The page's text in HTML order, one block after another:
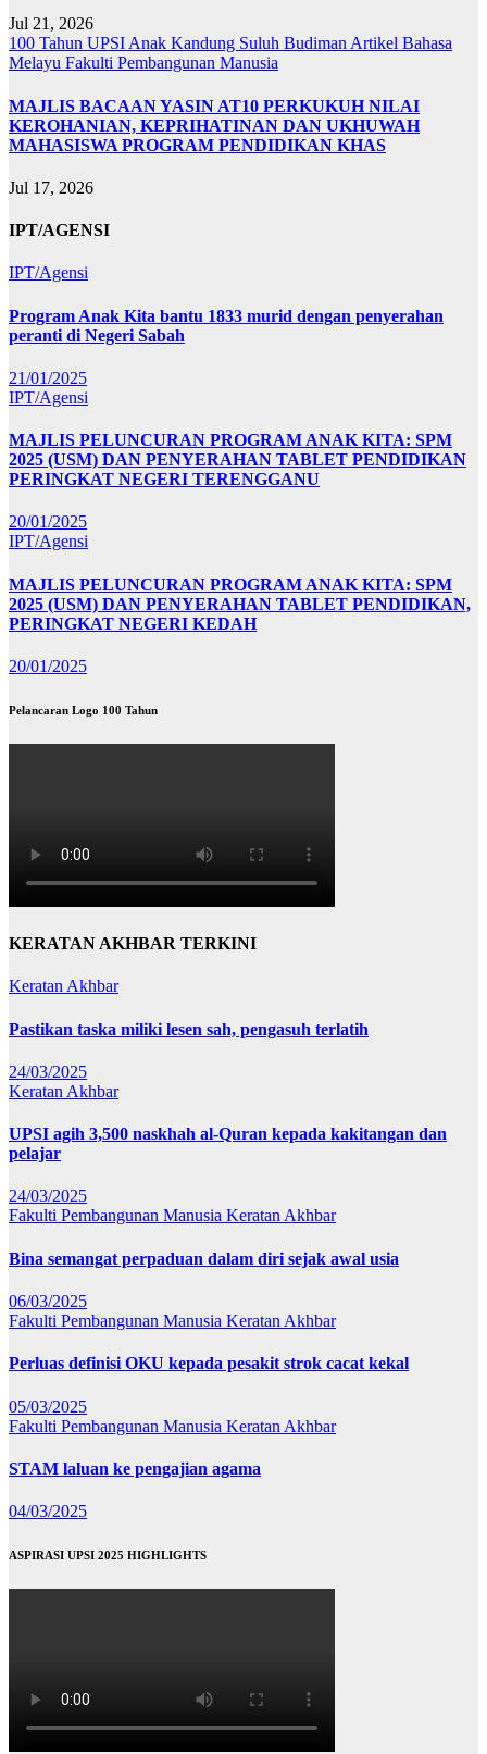
Jul 21, 2026
100 Tahun UPSI Anak Kandung Suluh Budiman Artikel Bahasa
Melayu Fakulti Pembangunan Manusia
MAJLIS BACAAN YASIN AT10 PERKUKUH NILAI
KEROHANIAN, KEPRIHATINAN DAN UKHUWAH
MAHASISWA PROGRAM PENDIDIKAN KHAS
Jul 17, 2026
IPT/AGENSI
IPT/Agensi
Program Anak Kita bantu 1833 murid dengan penyerahan
peranti di Negeri Sabah
21/01/2025
IPT/Agensi
MAJLIS PELUNCURAN PROGRAM ANAK KITA: SPM
2025 (USM) DAN PENYERAHAN TABLET PENDIDIKAN
PERINGKAT NEGERI TERENGGANU
20/01/2025
IPT/Agensi
MAJLIS PELUNCURAN PROGRAM ANAK KITA: SPM
2025 (USM) DAN PENYERAHAN TABLET PENDIDIKAN,
PERINGKAT NEGERI KEDAH
20/01/2025
Pelancaran Logo 100 Tahun
KERATAN AKHBAR TERKINI
Keratan Akhbar
Pastikan taska miliki lesen sah, pengasuh terlatih
24/03/2025
Keratan Akhbar
UPSI agih 3,500 naskhah al-Quran kepada kakitangan dan
pelajar
24/03/2025
Fakulti Pembangunan Manusia Keratan Akhbar
Bina semangat perpaduan dalam diri sejak awal usia
06/03/2025
Fakulti Pembangunan Manusia Keratan Akhbar
Perluas definisi OKU kepada pesakit strok cacat kekal
05/03/2025
Fakulti Pembangunan Manusia Keratan Akhbar
STAM laluan ke pengajian agama
04/03/2025
ASPIRASI UPSI 2025 HIGHLIGHTS